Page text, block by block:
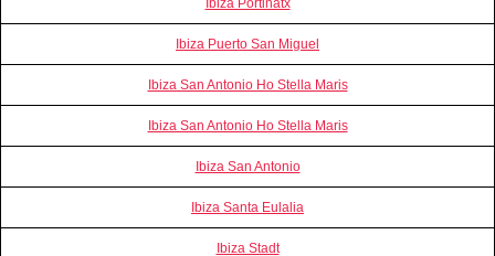
Ibiza Portinatx
Ibiza Puerto San Miguel
Ibiza San Antonio Ho Stella Maris
Ibiza San Antonio Ho Stella Maris
Ibiza San Antonio
Ibiza Santa Eulalia
Ibiza Stadt